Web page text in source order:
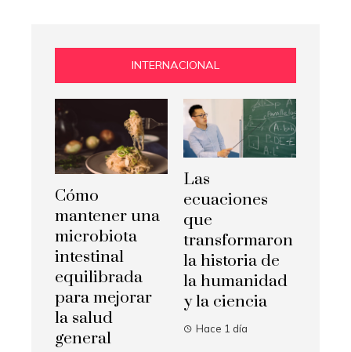
INTERNACIONAL
Cómo
mantener una
microbiota
intestinal
equilibrada
para mejorar
la salud
general
Las
ecuaciones
que
transformaron
la historia de
la humanidad
y la ciencia
Hace 1 día